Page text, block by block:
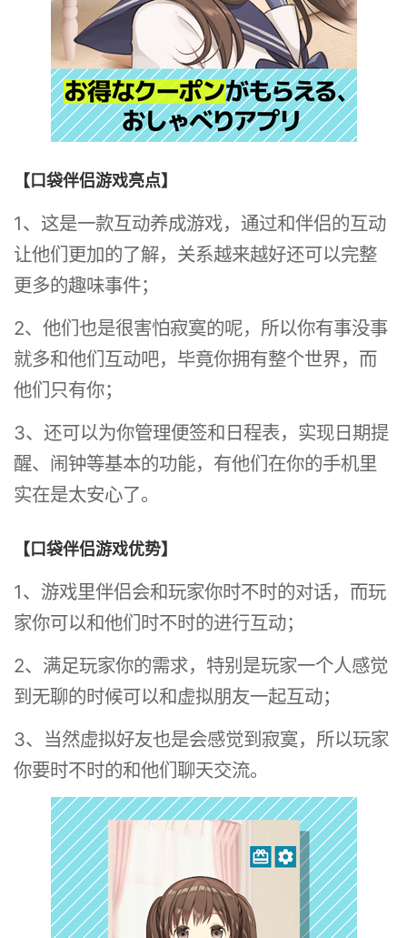
【口袋伴侣游戏亮点】
1、这是一款互动养成游戏，通过和伴侣的互动
让他们更加的了解，关系越来越好还可以完整
更多的趣味事件；
2、他们也是很害怕寂寞的呢，所以你有事没事
就多和他们互动吧，毕竟你拥有整个世界，而
他们只有你；
3、还可以为你管理便签和日程表，实现日期提
醒、闹钟等基本的功能，有他们在你的手机里
实在是太安心了。
【口袋伴侣游戏优势】
1、游戏里伴侣会和玩家你时不时的对话，而玩
家你可以和他们时不时的进行互动；
2、满足玩家你的需求，特别是玩家一个人感觉
到无聊的时候可以和虚拟朋友一起互动；
3、当然虚拟好友也是会感觉到寂寞，所以玩家
你要时不时的和他们聊天交流。